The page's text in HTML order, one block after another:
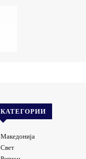
КАТЕГОРИИ
Македонија
Свет